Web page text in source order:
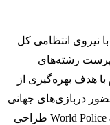
با نیروی انتظامی کل
رشته‌های
هدف بهره‌گیری از
دربازی‌های جهانی
پلیس و آتش‌نشانی World Police and Fire Games (WPFG) طراحی